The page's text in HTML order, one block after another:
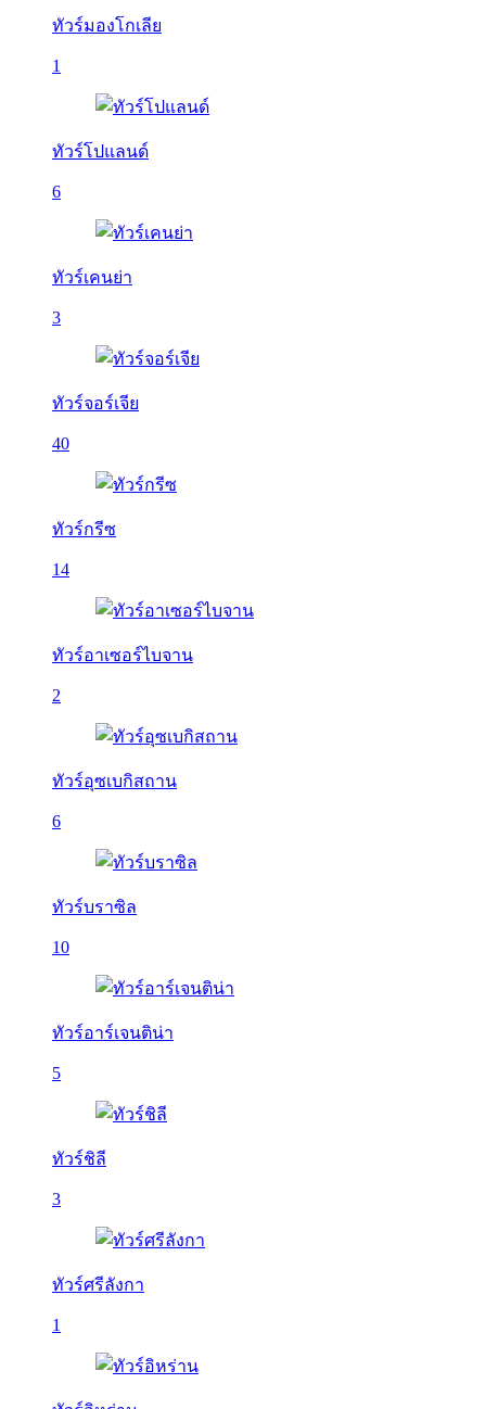
ทัวร์มองโกเลีย
1
ทัวร์โปแลนด์
6
ทัวร์เคนย่า
3
ทัวร์จอร์เจีย
40
ทัวร์กรีซ
14
ทัวร์อาเซอร์ไบจาน
2
ทัวร์อุซเบกิสถาน
6
ทัวร์บราซิล
10
ทัวร์อาร์เจนติน่า
5
ทัวร์ชิลี
3
ทัวร์ศรีลังกา
1